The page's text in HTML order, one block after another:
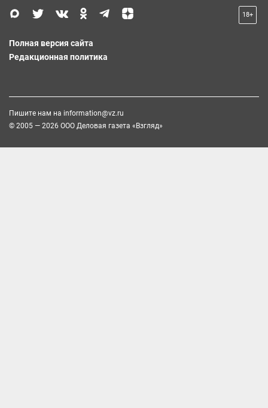
18+
Полная версия сайта
Редакционная политика
Пишите нам на information@vz.ru
© 2005 — 2026 ООО Деловая газета «Взгляд»